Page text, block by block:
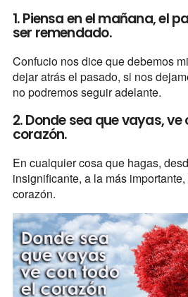
1. Piensa en el mañana, el
ser remendado.
Confucio nos dice que debemos
dejar atrás el pasado, si nos
no podremos seguir adelante.
2. Donde sea que vayas, ve
corazón.
En cualquier cosa que hagas,
insignificante, a la más
corazón.